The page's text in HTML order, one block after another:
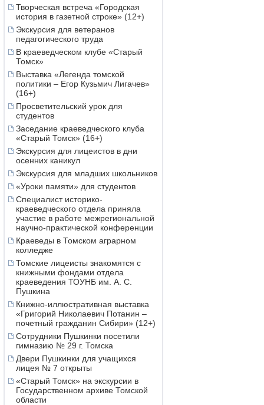
Творческая встреча «Городская
история в газетной строке» (12+)
Экскурсия для ветеранов
педагогического труда
В краеведческом клубе «Старый
Томск»
Выставка «Легенда томской
политики – Егор Кузьмич Лигачев»
(16+)
Просветительский урок для
студентов
Заседание краеведческого клуба
«Старый Томск» (16+)
Экскурсия для лицеистов в дни
осенних каникул
Экскурсия для младших школьников
«Уроки памяти» для студентов
Специалист историко-
краеведческого отдела приняла
участие в работе межрегиональной
научно-практической конференции
Краеведы в Томском аграрном
колледже
Томские лицеисты знакомятся с
книжными фондами отдела
краеведения ТОУНБ им. А. С.
Пушкина
Книжно-иллюстративная выставка
«Григорий Николаевич Потанин –
почетный гражданин Сибири» (12+)
Сотрудники Пушкинки посетили
гимназию № 29 г. Томска
Двери Пушкинки для учащихся
лицея № 7 открыты
«Старый Томск» на экскурсии в
Государственном архиве Томской
области